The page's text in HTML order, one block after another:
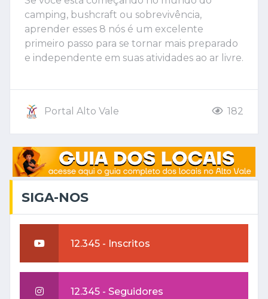
camping, bushcraft ou sobrevivência,
aprender esses 8 nós é um excelente
primeiro passo para se tornar mais preparado
e independente em suas atividades ao ar livre.
Portal Alto Vale 182
SIGA-NOS
12.345 - Inscritos
12.345 - Seguidores